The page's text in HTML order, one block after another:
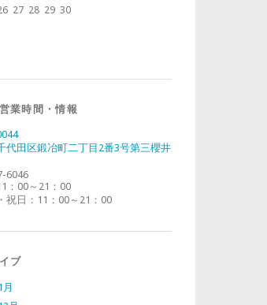
27 28 29 30
業時間・情報
代田区鍛冶町二丁目2番3号第三櫻井
6046
：00～21：00
祝日：11：00～21：00
ブ